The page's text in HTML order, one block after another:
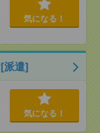
気になる！
派遣]
気になる！